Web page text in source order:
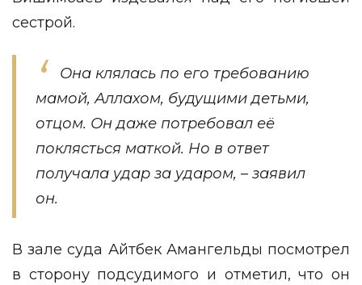
сестрой.
Она клялась по его требованию
мамой, Аллахом, будущими детьми,
отцом. Он даже потребовал её
поклясться маткой. Но в ответ
получала удар за ударом, – заявил
он.
В зале суда Айтбек Амангельды посмотрел
в сторону подсудимого и отметил, что он